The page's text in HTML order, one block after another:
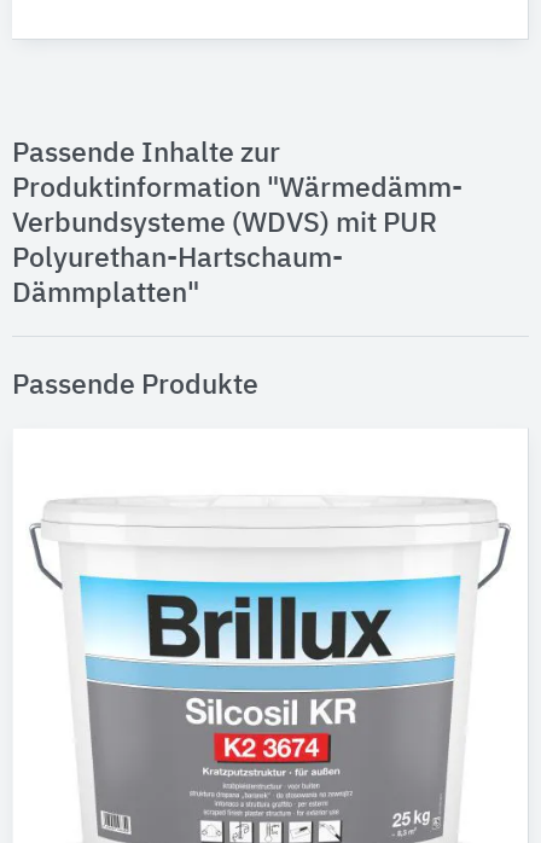
Passende Inhalte zur
Produktinformation "Wärmedämm-
Verbundsysteme (WDVS) mit PUR
Polyurethan-Hartschaum-
Dämmplatten"
Passende Produkte